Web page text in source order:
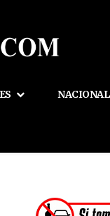
NACIONAL